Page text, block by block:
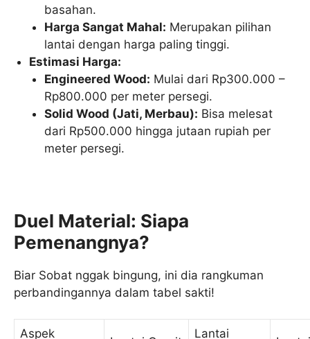
basahan.
Harga Sangat Mahal: Merupakan pilihan
lantai dengan harga paling tinggi.
Estimasi Harga:
Engineered Wood: Mulai dari Rp300.000 –
Rp800.000 per meter persegi.
Solid Wood (Jati, Merbau): Bisa melesat
dari Rp500.000 hingga jutaan rupiah per
meter persegi.
Duel Material: Siapa
Pemenangnya?
Biar Sobat nggak bingung, ini dia rangkuman
perbandingannya dalam tabel sakti!
Aspek Lantai